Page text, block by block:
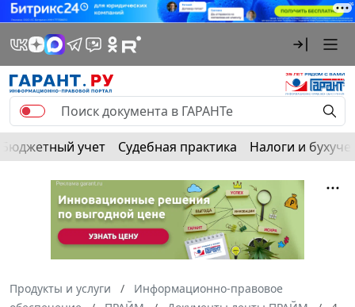
Бюджетный учет Судебная практика Налоги и
Продукты и услуги
Информационно-правовое